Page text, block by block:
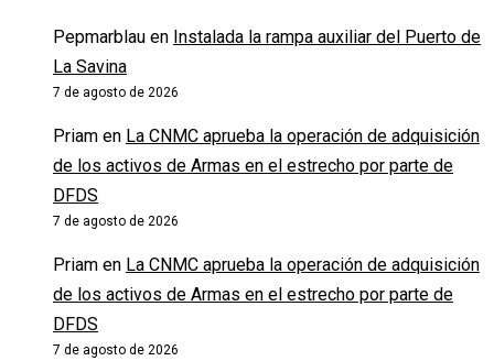
Pepmarblau en Instalada la rampa auxiliar del Puerto de
La Savina
7 de agosto de 2026
Priam en La CNMC aprueba la operación de adquisición
de los activos de Armas en el estrecho por parte de
DFDS
7 de agosto de 2026
Priam en La CNMC aprueba la operación de adquisición
de los activos de Armas en el estrecho por parte de
DFDS
7 de agosto de 2026